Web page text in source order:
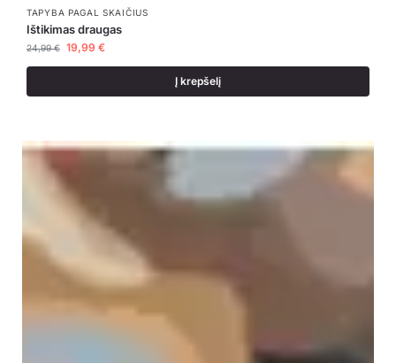
TAPYBA PAGAL SKAIČIUS
Ištikimas draugas
24,99€ 19,99 €
Į krepšelį